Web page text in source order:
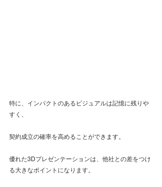
特に、インパクトのあるビジュアルは記憶に残りや
すく、
契約成立の確率を高めることができます。
優れた3Dプレゼンテーションは、他社との差をつけ
る大きなポイントになります。